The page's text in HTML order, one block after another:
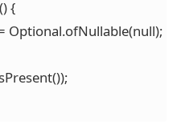
{
Optional.ofNullable(null);